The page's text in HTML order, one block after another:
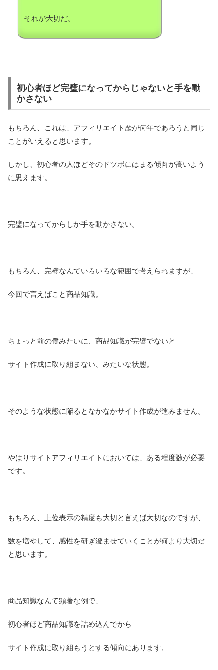
それが大切だ。
初心者ほど完璧になってからじゃないと手を動
かさない
もちろん、これは、アフィリエイト歴が何年であろうと同じ
ことがいえると思います。
しかし、初心者の人ほどそのドツボにはまる傾向が高いよう
に思えます。
完璧になってからしか手を動かさない。
もちろん、完璧なんていろいろな範囲で考えられますが、
今回で言えばこと商品知識。
ちょっと前の僕みたいに、商品知識が完璧でないと
サイト作成に取り組まない、みたいな状態。
そのような状態に陥るとなかなかサイト作成が進みません。
やはりサイトアフィリエイトにおいては、ある程度数が必要
です。
もちろん、上位表示の精度も大切と言えば大切なのですが、
数を増やして、感性を研ぎ澄ませていくことが何より大切だ
と思います。
商品知識なんて顕著な例で、
初心者ほど商品知識を詰め込んでから
サイト作成に取り組もうとする傾向にあります。